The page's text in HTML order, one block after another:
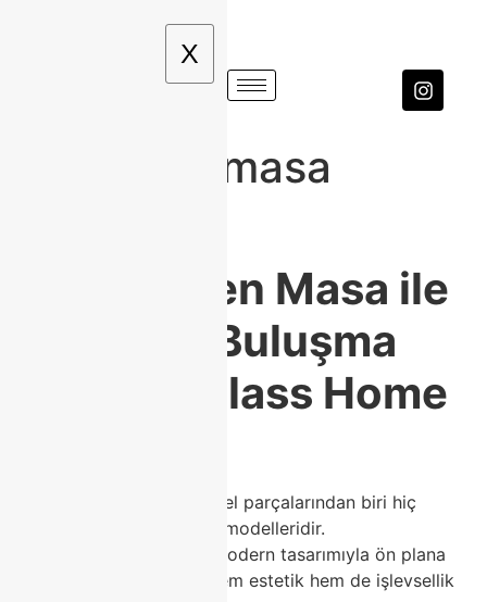
X
dekoratif masa
Porselen Masa ile
Zarafetin Buluşma
Noktası: Class Home
Ev dekorasyonunun en özel parçalarından biri hiç
modelleridir.
Zarafeti, dayanıklılığı ve modern tasarımıyla ön plana
çıkan porselen masalar, hem estetik hem de işlevsellik